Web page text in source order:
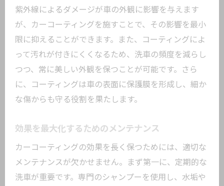
紫外線によるダメージが車の外観に影響を与えます
が、カーコーティングを施すことで、その影響を最小
限に抑えることができます。また、コーティングによ
って汚れが付きにくくなるため、洗車の頻度を減らし
つつ、常に美しい外観を保つことが可能です。さら
に、コーティングは車の表面に保護膜を形成し、細か
な傷からも守る役割を果たします。
効果を最大化するためのメンテナンス
カーコーティングの効果を長く保つためには、適切な
メンテナンスが欠かせません。まず第一に、定期的な
洗車が重要です。専門のシャンプーを使用し、水垢や